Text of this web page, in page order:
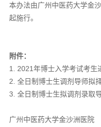
本办法由广州中医药大学金
起施行。
附件：
1. 2021年博士入学考试考生
2. 全日制博士生调剂导师拟
3. 全日制博士生拟调剂录取
广州中医药大学金沙洲医院